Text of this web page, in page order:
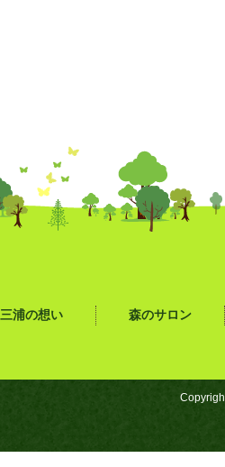
三浦の想い 森のサロン